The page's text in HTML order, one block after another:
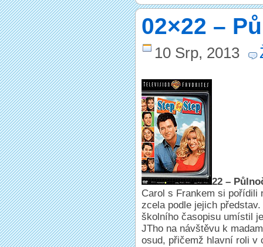
02×22 –
10 Srp, 2013
22 –
Carol s Frankem si pořídili
zcela podle jejich
školního časopisu umístil
JTho na návštěvu k
osud, přičemž hlavní roli v